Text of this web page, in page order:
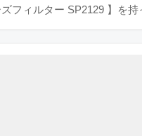
フィルター SP2129 】を持
的にはSP2129を買って良